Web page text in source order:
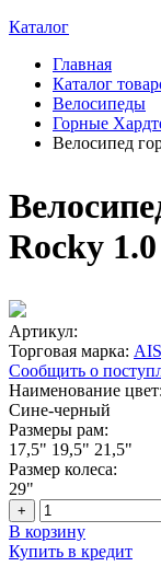
Каталог
Главная
Каталог
Велосипеды
Горные
Велосипед
Rocky
Артикул:
Торговая марка:
Сообщить о
Наименование цвет:
Сине-черный
Размеры рам:
17,5" 19,5" 21,5"
Размер колеса:
29"
+
В корзину
Купить в кредит